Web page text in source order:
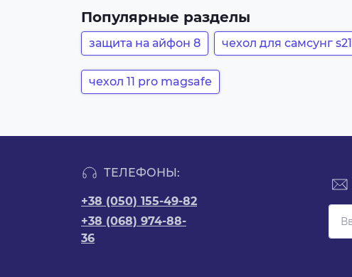
Популярные разделы
защита на айфон 8 чехол для самсунг s21
чехол 11 pro magsafe
ТЕЛЕФОНЫ:
+38 (050) 155-49-82
+38 (068) 974-88-
36